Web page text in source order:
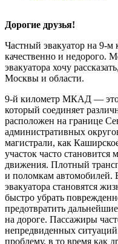
Дорогие друзья!
Частный эвакуатор на
качественно и недорого.
эвакуатора хочу
Москвы и области.
9-й километр МКАД — это
который соединяет
расположен на границе
административных
магистрали, как
участок часто становится
движения. Плотный
и поломкам автомобилей.
эвакуатора становятся
быстро убрать
предотвратить
на дороге. Пассажиры
непредвиденных
проблему, в то время как